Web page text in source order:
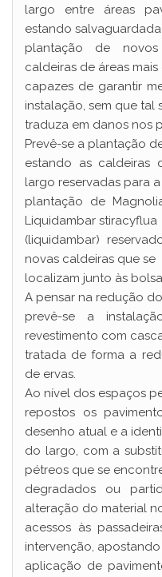
largo entre áreas
estando
plantação de novos
caldeiras de áreas mais
capazes de garantir
instalação, sem que tal
traduza em danos nos
Prevê-se a plantação
estando as caldeiras
largo reservadas para a
plantação de
Liquidambar stiracyflua
(liquidambar)
novas caldeiras que se
localizam junto às
A pensar na redução
prevê-se a
revestimento com
tratada de forma a
de ervas.
Ao nível dos espaços
repostos os
desenho atual e a
do largo, com a
pétreos que se
degradados ou
alteração do material
acessos às
intervenção,
aplicação de